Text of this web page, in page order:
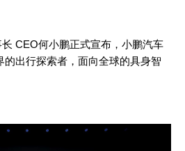
CEO何小鹏正式宣布，小鹏汽车
的出行探索者，面向全球的具身智